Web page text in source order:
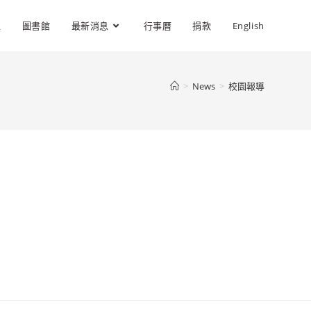
圖書館 最新消息 行事曆 捐款 English
> News > 校園報導